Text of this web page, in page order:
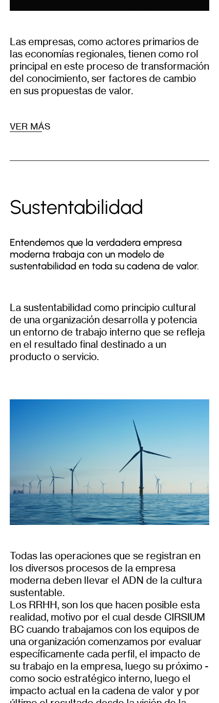
Las empresas, como actores primarios de
las economías regionales, tienen como rol
principal en este proceso de transformación
del conocimiento, ser factores de cambio
en sus propuestas de valor.
VER MÁS
Sustentabilidad
Entendemos que la verdadera empresa
moderna trabaja con un modelo de
sustentabilidad en toda su cadena de valor.
La sustentabilidad como principio cultural
de una organización desarrolla y potencia
un entorno de trabajo interno que se refleja
en el resultado final destinado a un
producto o servicio.
Todas las operaciones que se registran en
los diversos procesos de la empresa
moderna deben llevar el ADN de la cultura
sustentable.
Los RRHH, son los que hacen posible esta
realidad, motivo por el cual desde CIRSIUM
BC cuando trabajamos con los equipos de
una organización comenzamos por evaluar
específicamente cada perfil, el impacto de
su trabajo en la empresa, luego su próximo -
como socio estratégico interno, luego el
impacto actual en la cadena de valor y por